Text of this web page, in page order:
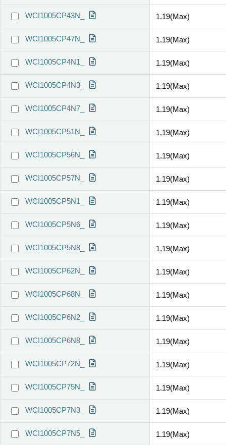
WCI1005CP43N_ 1.19(Max)
WCI1005CP47N_ 1.19(Max)
WCI1005CP4N1_ 1.19(Max)
WCI1005CP4N3_ 1.19(Max)
WCI1005CP4N7_ 1.19(Max)
WCI1005CP51N_ 1.19(Max)
WCI1005CP56N_ 1.19(Max)
WCI1005CP57N_ 1.19(Max)
WCI1005CP5N1_ 1.19(Max)
WCI1005CP5N6_ 1.19(Max)
WCI1005CP5N8_ 1.19(Max)
WCI1005CP62N_ 1.19(Max)
WCI1005CP68N_ 1.19(Max)
WCI1005CP6N2_ 1.19(Max)
WCI1005CP6N8_ 1.19(Max)
WCI1005CP72N_ 1.19(Max)
WCI1005CP75N_ 1.19(Max)
WCI1005CP7N3_ 1.19(Max)
WCI1005CP7N5_ 1.19(Max)